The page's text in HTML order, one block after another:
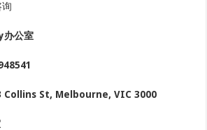
公室
Collins St, Melbourne, VIC 3000